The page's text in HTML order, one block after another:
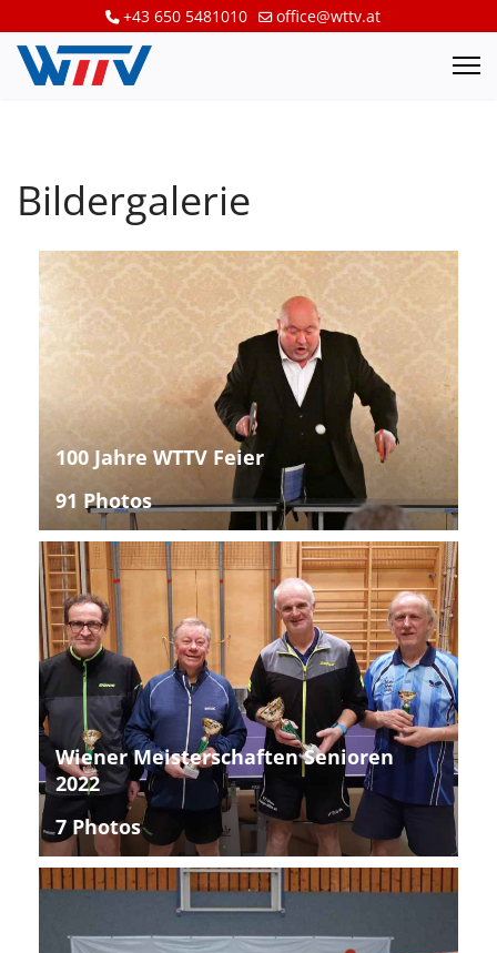
+43 650 5481010 office@wttv.at
Bildergalerie
100 Jahre WTTV Feier
91 Photos
Wiener Meisterschaften Senioren
2022
7 Photos